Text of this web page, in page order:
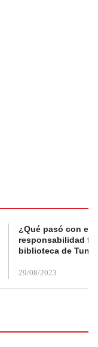
¿Qué pasó con el
responsabilidad
biblioteca de
29/08/2023